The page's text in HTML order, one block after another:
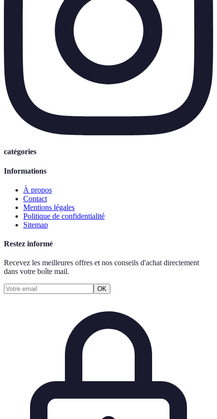
catégories
Informations
À propos
Contact
Mentions légales
Politique de confidentialité
Sitemap
Restez informé
Recevez les meilleures offres et nos conseils d'achat directement
dans votre boîte mail.
OK